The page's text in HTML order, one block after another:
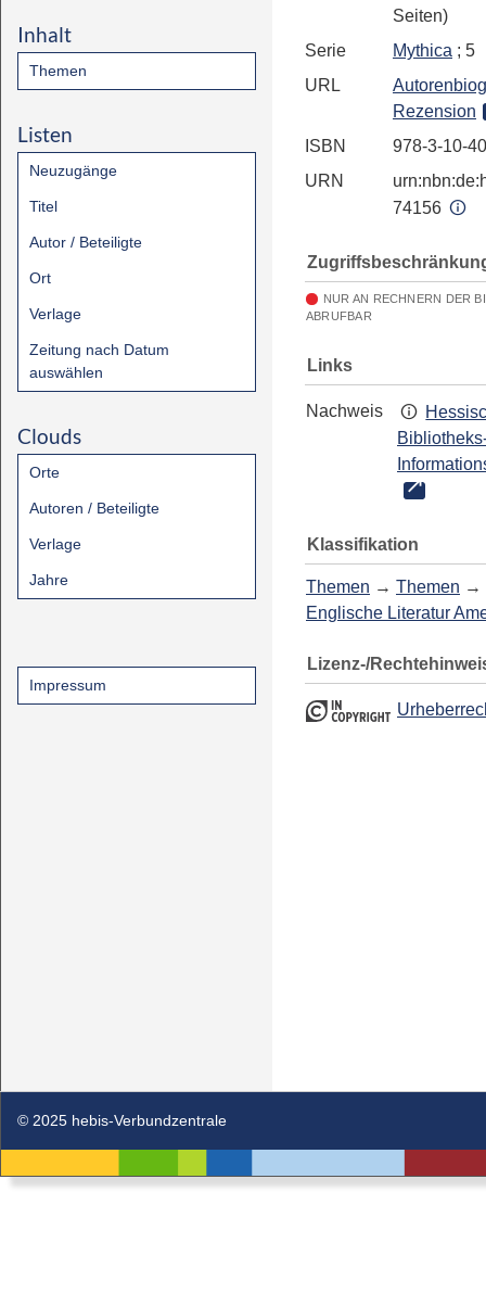
Inhalt
Themen
Listen
Neuzugänge
Titel
Autor / Beteiligte
Ort
Verlage
Zeitung nach Datum
auswählen
Clouds
Orte
Autoren / Beteiligte
Verlage
Jahre
Impressum
Seiten)
Serie
Mythica ; 5
URL
Rezension
ISBN
978-3-10-
URN
74156
NUR AN RECHNERN DER
ABRUFBAR
Links
Nachweis
Klassifikation
Themen → Themen →
Englische Literatur
Lizenz-/
© 2025 hebis-Verbundzentrale